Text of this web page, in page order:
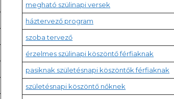
megható szülinapi versek
háztervező program
szoba tervező
érzelmes szülinapi köszöntő férfiaknak
pasiknak születésnapi köszöntők férfiaknak
születésnapi köszöntő nőknek